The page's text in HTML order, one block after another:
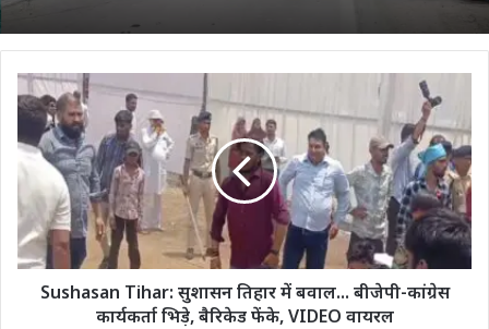
Sushasan
Tihar:
सुशासन
तिहार
बवाल...
बीजेपी-
कांग्रेस
कार्यकर्ता
Sushasan Tihar: सुशासन तिहार में बवाल... बीजेपी-कांग्रेस
कार्यकर्ता भिड़े, बैरिकेड फेंके, VIDEO वायरल